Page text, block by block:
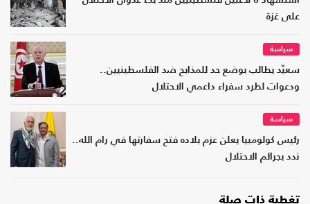
على غزة
سياسة
سعيّد يطالب بوضع حد للمذابح ضد الفلسطينيين..
ودعوات لطرد سفراء داعمي الاحتلال
سياسة
رئيس كولومبيا يعلن عزم بلاده فتح سفارتها في رام الله..
ندد بجرائم الاحتلال
تغطية ذات صلة